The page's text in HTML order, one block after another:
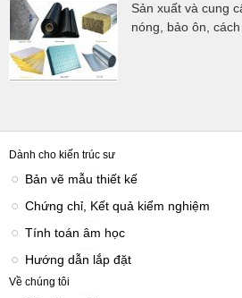
Sản xuất và cung
nóng, bảo ôn,
Dành cho kiến trúc sư
Bản vẽ mẫu thiết kế
Chứng chỉ, Kết quả kiểm nghiệm
Tính toán âm học
Hướng dẫn lắp đặt
Về chúng tôi